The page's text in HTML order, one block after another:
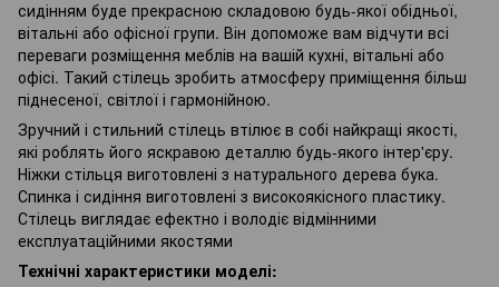
сидінням буде прекрасною складовою будь-якої обідньої,
вітальні або офісної групи. Він допоможе вам відчути всі
переваги розміщення меблів на вашій кухні, вітальні або
офісі. Такий стілець зробить атмосферу приміщення більш
піднесеної, світлої і гармонійною.
Зручний і стильний стілець втілює в собі найкращі якості,
які роблять його яскравою деталлю будь-якого інтер'єру.
Ніжки стільця виготовлені з натурального дерева бука.
Спинка і сидіння виготовлені з високоякісного пластику.
Стілець виглядає ефектно і володіє відмінними
експлуатаційними якостями
Технічні характеристики моделі: